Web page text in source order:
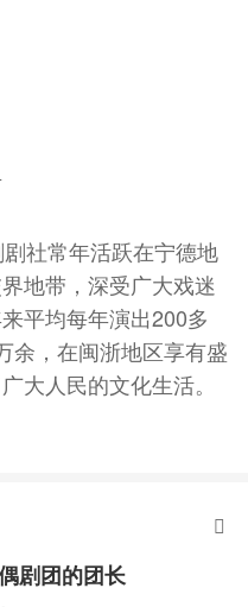
社常年活跃在宁德地
地带，深受广大戏迷
平均每年演出200多
余，在闽浙地区享有盛
大人民的文化生活。
剧团的团长